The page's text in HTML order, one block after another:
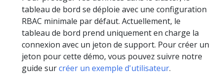
tableau de bord se déploie avec une configuration
RBAC minimale par défaut. Actuellement, le
tableau de bord prend uniquement en charge la
connexion avec un jeton de support. Pour créer un
jeton pour cette démo, vous pouvez suivre notre
guide surcréer un exemple d'utilisateur.